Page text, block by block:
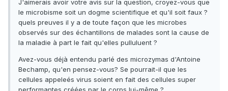
J'aimerais avoir votre avis sur la question, croyez-vous que
le microbisme soit un dogme scientifique et qu'il soit faux ?
quels preuves il y a de toute façon que les microbes
observés sur des échantillons de malades sont la cause de
la maladie à part le fait qu'elles pulluluent ?
Avez-vous déjà entendu parlé des microzymas d'Antoine
Bechamp, qu'en pensez-vous? Se pourrait-il que les
cellules appeleés virus soient en fait des cellules super